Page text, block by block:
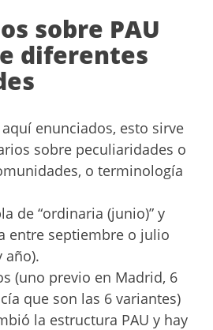
sobre PAU
diferentes
enunciados, esto sirve
sobre peculiaridades o
o terminología
de “ordinaria (junio)” y
entre septiembre o julio
año).
(uno previo en Madrid, 6
que son las 6 variantes)
la estructura PAU y hay